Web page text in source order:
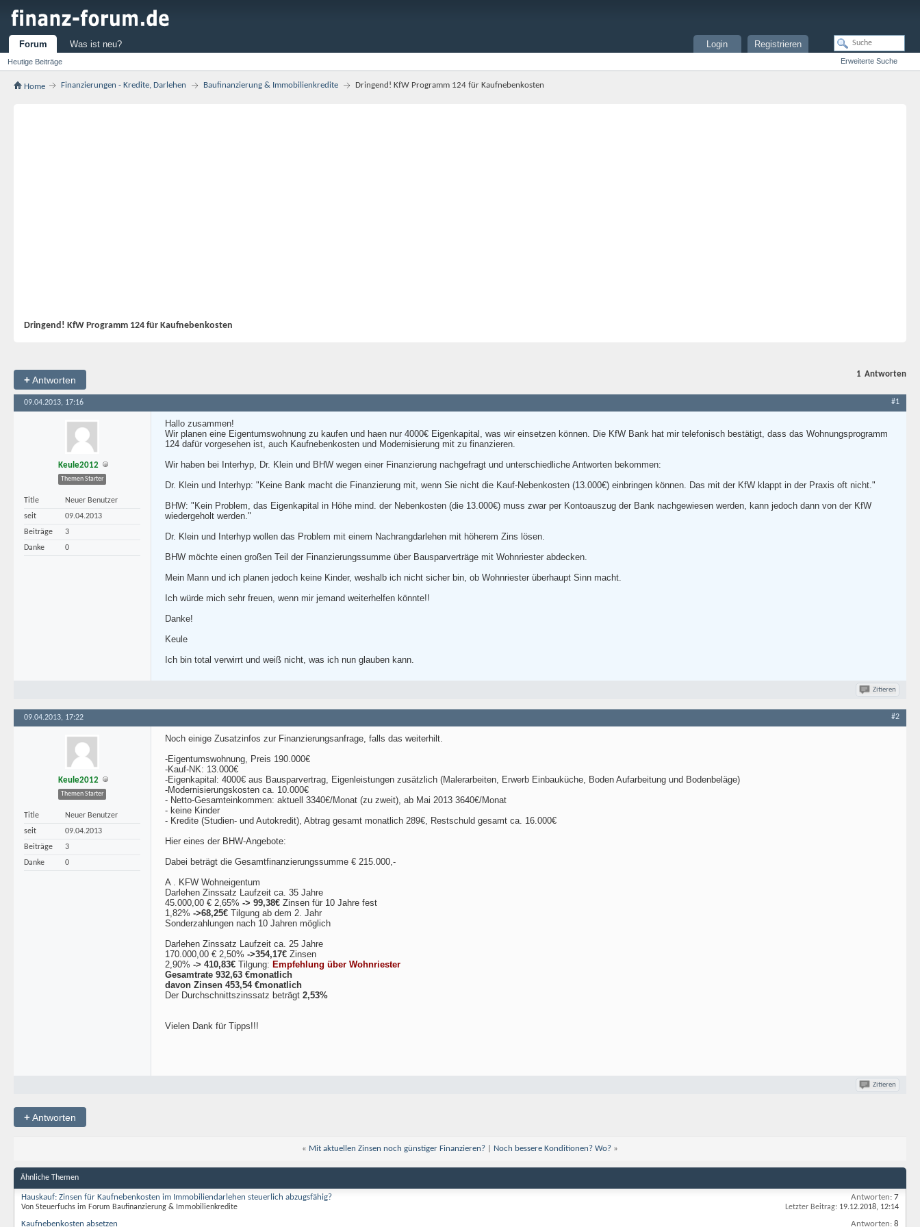
Forum
Heutige Beiträge
Was ist neu? Registrieren
Login
Erweiterte Suche
Home Finanzierungen - Kredite, Darlehen Baufinanzierung & Immobilienkredite Dringend! KfW Programm 124 für Kaufnebenkosten
Dringend! KfW Programm 124 für Kaufnebenkosten
+Antworten
1 Antworten
09.04.2013, 17:16 #1
Keule2012
Themen Starter
Title
Neuer Benutzer
seit
09.04.2013
Beiträge
3
Danke
0
Hallo zusammen!
Wir planen eine Eigentumswohnung zu kaufen und haen nur 4000€ Eigenkapital, was wir einsetzen können. Die KfW Bank hat mir telefonisch bestätigt, dass das Wohnungsprogramm
124 dafür vorgesehen ist, auch Kaufnebenkosten und Modernisierung mit zu finanzieren.
Wir haben bei Interhyp, Dr. Klein und BHW wegen einer Finanzierung nachgefragt und unterschiedliche Antworten bekommen:
Dr. Klein und Interhyp: "Keine Bank macht die Finanzierung mit, wenn Sie nicht die Kauf-Nebenkosten (13.000€) einbringen können. Das mit der KfW klappt in der Praxis oft nicht."
BHW: "Kein Problem, das Eigenkapital in Höhe mind. der Nebenkosten (die 13.000€) muss zwar per Kontoauszug der Bank nachgewiesen werden, kann jedoch dann von der KfW
wiedergeholt werden."
Dr. Klein und Interhyp wollen das Problem mit einem Nachrangdarlehen mit höherem Zins lösen.
BHW möchte einen großen Teil der Finanzierungssumme über Bausparverträge mit Wohnriester abdecken.
Mein Mann und ich planen jedoch keine Kinder, weshalb ich nicht sicher bin, ob Wohnriester überhaupt Sinn macht.
Ich würde mich sehr freuen, wenn mir jemand weiterhelfen könnte!!
Danke!
Keule
Ich bin total verwirrt und weiß nicht, was ich nun glauben kann.
Zitieren
09.04.2013, 17:22 #2
Keule2012
Themen Starter
Title
Neuer Benutzer
seit
09.04.2013
Beiträge
3
Danke
0
Noch einige Zusatzinfos zur Finanzierungsanfrage, falls das weiterhilt.
-Eigentumswohnung, Preis 190.000€
-Kauf-NK: 13.000€
-Eigenkapital: 4000€ aus Bausparvertrag, Eigenleistungen zusätzlich (Malerarbeiten, Erwerb Einbauküche, Boden Aufarbeitung und Bodenbeläge)
-Modernisierungskosten ca. 10.000€
- Netto-Gesamteinkommen: aktuell 3340€/Monat (zu zweit), ab Mai 2013 3640€/Monat
- keine Kinder
- Kredite (Studien- und Autokredit), Abtrag gesamt monatlich 289€, Restschuld gesamt ca. 16.000€
Hier eines der BHW-Angebote:
Dabei beträgt die Gesamtfinanzierungssumme € 215.000,-
A . KFW Wohneigentum
Darlehen Zinssatz Laufzeit ca. 35 Jahre
45.000,00 € 2,65% -> 99,38€ Zinsen für 10 Jahre fest
1,82% ->68,25€ Tilgung ab dem 2. Jahr
Sonderzahlungen nach 10 Jahren möglich
Darlehen Zinssatz Laufzeit ca. 25 Jahre
170.000,00 € 2,50% ->354,17€ Zinsen
2,90% -> 410,83€ Tilgung: Empfehlung über Wohnriester
Gesamtrate 932,63 €monatlich
davon Zinsen 453,54 €monatlich
Der Durchschnittszinssatz beträgt 2,53%
Vielen Dank für Tipps!!!
Zitieren
+Antworten
« Mit aktuellen Zinsen noch günstiger Finanzieren? Noch bessere Konditionen? Wo? »
Ähnliche Themen
Hauskauf: Zinsen für Kaufnebenkosten im Immobiliendarlehen steuerlich abzugsfähig?
Von Steuerfuchs im Forum Baufinanzierung & Immobilienkredite
Antworten: 7
Letzter Beitrag: 19.12.2018, 12:14
Kaufnebenkosten absetzen Antworten: 8